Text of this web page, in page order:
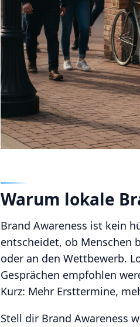
Warum lokale
Brand Awareness ist kein
entscheidet, ob Menschen
oder an den Wettbewerb.
Gesprächen empfohlen
Kurz: Mehr Ersttermine,
Stell dir Brand Awareness